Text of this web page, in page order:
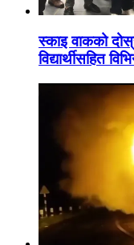
स्काइ वाकको
विद्यार्थीसहित